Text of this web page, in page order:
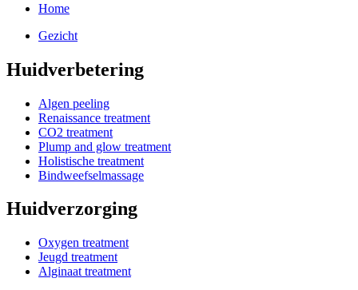
Home
Gezicht
Huidverbetering
Algen peeling
Renaissance treatment
CO2 treatment
Plump and glow treatment
Holistische treatment
Bindweefselmassage
Huidverzorging
Oxygen treatment
Jeugd treatment
Alginaat treatment